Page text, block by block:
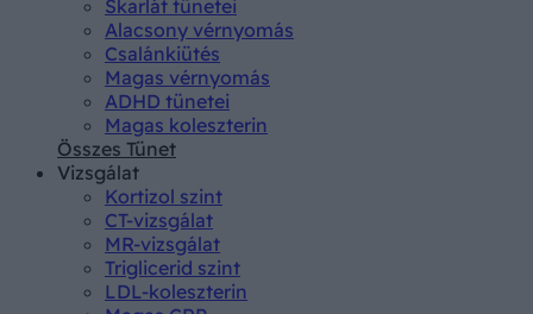
Skarlát tünetei
Alacsony vérnyomás
Csalánkiütés
Magas vérnyomás
ADHD tünetei
Magas koleszterin
Összes Tünet
Vizsgálat
Kortizol szint
CT-vizsgálat
MR-vizsgálat
Triglicerid szint
LDL-koleszterin